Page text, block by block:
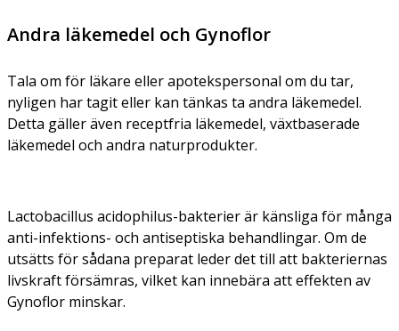
Andra läkemedel och Gynoflor
Tala om för läkare eller apotekspersonal om du tar,
nyligen har tagit eller kan tänkas ta andra läkemedel.
Detta gäller även receptfria läkemedel, växtbaserade
läkemedel och andra naturprodukter.
Lactobacillus acidophilus-bakterier är känsliga för många
anti-infektions- och antiseptiska behandlingar. Om de
utsätts för sådana preparat leder det till att bakteriernas
livskraft försämras, vilket kan innebära att effekten av
Gynoflor minskar.